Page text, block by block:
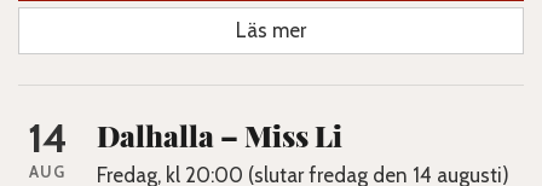
Läs mer
14
AUG
Dalhalla – Miss Li
Fredag, kl 20:00 (slutar fredag den 14 augusti)